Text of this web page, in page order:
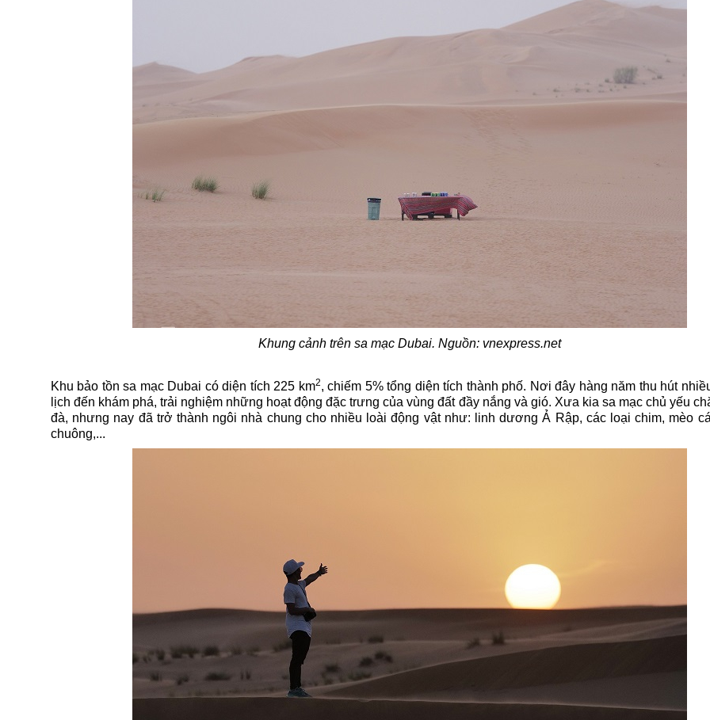
Khung cảnh trên sa mạc Dubai. Nguồn: vnexpress.net
Khu bảo tồn sa mạc Dubai có diện tích 225 km2, chiếm 5% tổng diện tích thành phố. Nơi đây hàng năm thu hút
lịch đến khám phá, trải nghiệm những hoạt động đặc trưng của vùng đất đầy nắng và gió. Xưa kia sa mạc chủ yếu
đà, nhưng nay đã trở thành ngôi nhà chung cho nhiều loài động vật như: linh dương Ả Rập, các loại chim, mèo
chuông,...